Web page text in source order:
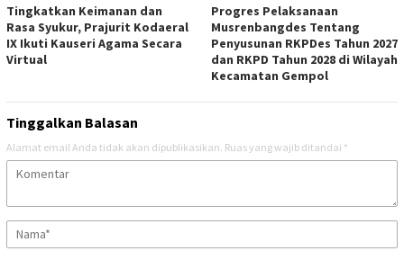
Tingkatkan Keimanan dan
Rasa Syukur, Prajurit Kodaeral
IX Ikuti Kauseri Agama Secara
Virtual
Progres Pelaksanaan
Musrenbangdes Tentang
Penyusunan RKPDes Tahun 2027
dan RKPD Tahun 2028 di Wilayah
Kecamatan Gempol
Tinggalkan Balasan
Alamat email Anda tidak akan dipublikasikan. Ruas yang wajib ditandai *